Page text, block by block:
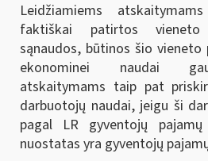
Leidžiamiems
faktiškai patirtos vieneto
sąnaudos, būtinos šio
ekonominei naudai
atskaitymams taip pat
darbuotojų naudai, jeigu ši
pagal LR gyventojų
nuostatas yra gyventojų